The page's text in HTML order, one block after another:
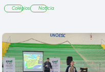
Colégios Notícia